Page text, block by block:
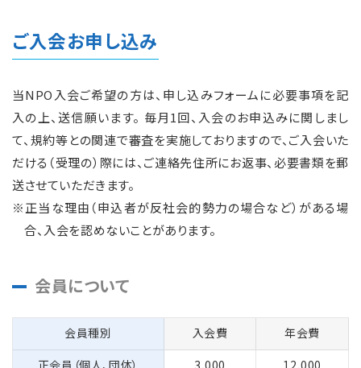
ご入会お申し込み
当NPO入会ご希望の方は、申し込みフォームに必要事項を記
入の上、送信願います。 毎月1回、入会のお申込みに関しまし
て、規約等との関連で審査を実施しておりますので、ご入会いた
だける（受理の）際には、ご連絡先住所にお返事、必要書類を郵
送させていただきます。
※正当な理由（申込者が反社会的勢力の場合など）がある場
合、入会を認めないことがあります。
会員について
会員種別
正会員（個人、団体）
入会費
3,000
年会費
12,000